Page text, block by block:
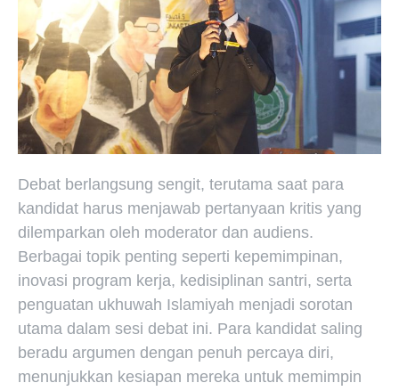
Debat berlangsung sengit, terutama saat para
kandidat harus menjawab pertanyaan kritis yang
dilemparkan oleh moderator dan audiens.
Berbagai topik penting seperti kepemimpinan,
inovasi program kerja, kedisiplinan santri, serta
penguatan ukhuwah Islamiyah menjadi sorotan
utama dalam sesi debat ini. Para kandidat saling
beradu argumen dengan penuh percaya diri,
menunjukkan kesiapan mereka untuk memimpin